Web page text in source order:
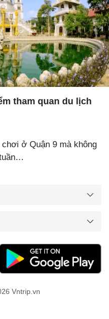
tham quan du lịch
ở Quận 9 mà không
Vntrip.vn